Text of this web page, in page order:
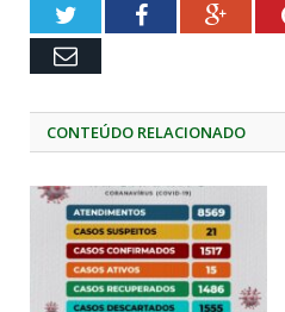
TwitterFacebook
Email
CONTEÚDO RELACIONADO